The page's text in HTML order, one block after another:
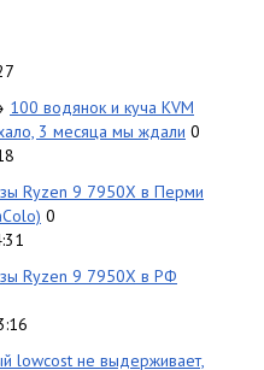
100 водянок и куча KVM
3 месяца мы ждали 0
Ryzen 9 7950X в Перми
0
Ryzen 9 7950X в РФ
lowcost не выдерживает,